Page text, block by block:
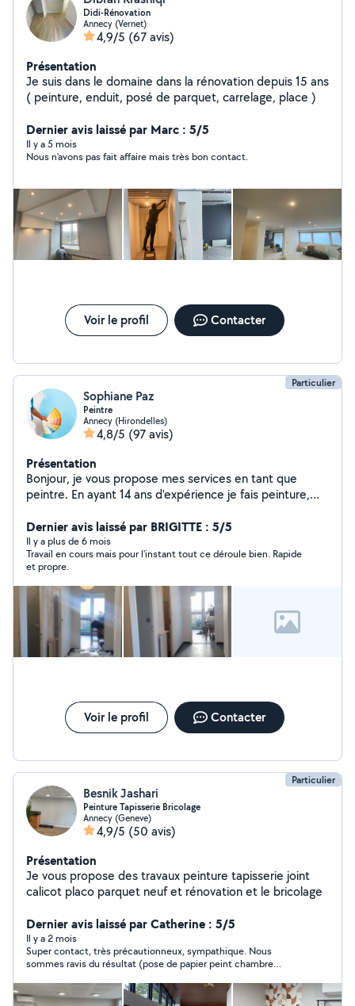
Didi-Rénovation
Annecy (Vernet)
4,9/5 (67 avis)
Présentation
Je suis dans le domaine dans la rénovation depuis 15 ans
( peinture, enduit, posé de parquet, carrelage, place )
Dernier avis laissé par Marc : 5/5
Il y a 5 mois
Nous n'avons pas fait affaire mais très bon contact.
Voir le profil Contacter
Particulier
Sophiane Paz
Peintre
Annecy (Hirondelles)
4,8/5 (97 avis)
Présentation
Bonjour, je vous propose mes services en tant que
peintre. En ayant 14 ans d'expérience je fais peinture,
dynamique je suis à votre disposition pour plus de
renseignements. Merci d'avance.
Dernier avis laissé par BRIGITTE : 5/5
Il y a plus de 6 mois
Travail en cours mais pour l'instant tout ce déroule bien. Rapide
et propre.
Voir le profil Contacter
Particulier
Besnik Jashari
Peinture Tapisserie Bricolage
Annecy (Geneve)
4,9/5 (50 avis)
Présentation
Je vous propose des travaux peinture tapisserie joint
calicot placo parquet neuf et rénovation et le bricolage
Dernier avis laissé par Catherine : 5/5
Il y a 2 mois
Super contact, très précautionneux, sympathique. Nous
sommes ravis du résultat (pose de papier peint chambre